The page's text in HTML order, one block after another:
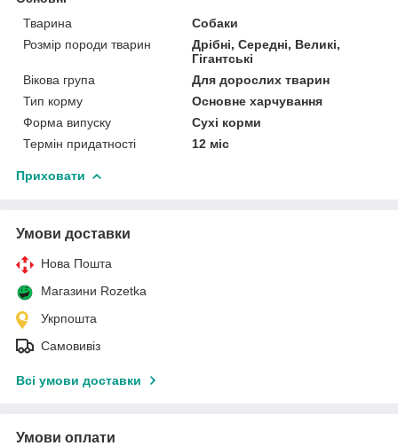
Тварина
Собаки
Розмір породи тварин
Дрібні, Середні, Великі,
Гігантські
Вікова група
Для дорослих тварин
Тип корму
Основне харчування
Форма випуску
Сухі корми
Термін придатності
12 міс
Приховати
Умови доставки
Нова Пошта
Магазини Rozetka
Укрпошта
Самовивіз
Всі умови доставки
Умови оплати